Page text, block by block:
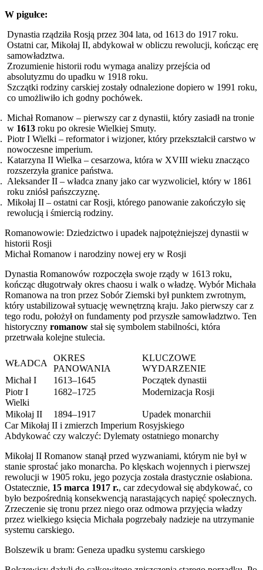
W pigułce:
Dynastia rządziła Rosją przez 304 lata, od 1613 do 1917 roku.
Ostatni car, Mikołaj II, abdykował w obliczu rewolucji, kończąc erę
samowładztwa.
Zrozumienie historii rodu wymaga analizy przejścia od
absolutyzmu do upadku w 1918 roku.
Szczątki rodziny carskiej zostały odnalezione dopiero w 1991 roku,
co umożliwiło ich godny pochówek.
Michał Romanow – pierwszy car z dynastii, który zasiadł na tronie
w 1613 roku po okresie Wielkiej Smuty.
Piotr I Wielki – reformator i wizjoner, który przekształcił carstwo w
nowoczesne imperium.
Katarzyna II Wielka – cesarzowa, która w XVIII wieku znacząco
rozszerzyła granice państwa.
Aleksander II – władca znany jako car wyzwoliciel, który w 1861
roku zniósł pańszczyznę.
Mikołaj II – ostatni car Rosji, którego panowanie zakończyło się
rewolucją i śmiercią rodziny.
Romanowowie: Dziedzictwo i upadek najpotężniejszej dynastii w
historii Rosji
Michał Romanow i narodziny nowej ery w Rosji
Dynastia Romanowów rozpoczęła swoje rządy w 1613 roku,
kończąc długotrwały okres chaosu i walk o władzę. Wybór Michała
Romanowa na tron przez Sobór Ziemski był punktem zwrotnym,
który ustabilizował sytuację wewnętrzną kraju. Jako pierwszy car z
tego rodu, położył on fundamenty pod przyszłe samowładztwo. Ten
historyczny romanow stał się symbolem stabilności, która
przetrwała kolejne stulecia.
WŁADCA
OKRES
PANOWANIA
KLUCZOWE
WYDARZENIE
Michał I
1613–1645
Początek dynastii
Piotr I
Wielki
1682–1725 Modernizacja Rosji
Mikołaj II 1894–1917
Upadek monarchii
Car Mikołaj II i zmierzch Imperium Rosyjskiego
Abdykować czy walczyć: Dylematy ostatniego monarchy
Mikołaj II Romanow stanął przed wyzwaniami, którym nie był w
stanie sprostać jako monarcha. Po klęskach wojennych i pierwszej
rewolucji w 1905 roku, jego pozycja została drastycznie osłabiona.
Ostatecznie, 15 marca 1917 r., car zdecydował się abdykować, co
było bezpośrednią konsekwencją narastających napięć społecznych.
Zrzeczenie się tronu przez niego oraz odmowa przyjęcia władzy
przez wielkiego księcia Michała pogrzebały nadzieje na utrzymanie
systemu carskiego.
Bolszewik u bram: Geneza upadku systemu carskiego